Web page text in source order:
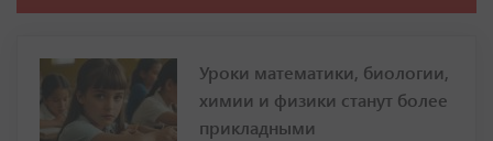
Уроки математики, биологии,
химии и физики станут более
прикладными